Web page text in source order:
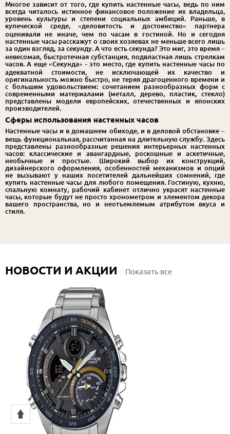
Многое зависит от того, где купить настенные часы, ведь по ним
всегда читалось истинное финансовое положение их владельца,
уровень культуры и степени социальных амбиций. Раньше, в
купеческой среде, «деловитость и достоинство» партнера
оценивали не иначе, чем по часам в гостиной. Но и сегодня
настенные часы расскажут о своих хозяевах не меньше всего лишь
за один взгляд, за секунду. А что есть секунда? Это миг, это время –
невесомая, быстротечная субстанция, подвластная лишь стрелкам
часов. А еще «Секунда» - это место, где купить настенные часы по
адекватной стоимости, не исключающей их качество и
оригинальность можно быстро, не теряя драгоценного времени и
с большим удовольствием: сочетанием разнообразных форм с
современными материалами (металл, дерево, пластик, стекло)
представлены модели европейских, отечественных и японских
производителей.
Сферы использования настенных часов
Настенные часы и в домашнем обиходе, и в деловой обстановке –
вещь функциональная, рассчитанная на длительную службу. Здесь
представлены разнообразные решения интерьерных настенных
часов: классические и авангардные, роскошные и аскетичные,
необычные и простые. Широкий выбор их конструкций,
дизайнерского оформления, особенностей механизмов и опций
не вызывают у наших посетителей дальнейших сомнений, где
купить настенные часы для любого помещения. Гостиную, кухню,
спальную комнату, рабочий кабинет отлично украсят настенные
часы, которые будут не просто хронометром и элементом декора
вашего пространства, но и неотъемлемым атрибутом вкуса и
стиля.
НОВОСТИ И АКЦИИ Показать все